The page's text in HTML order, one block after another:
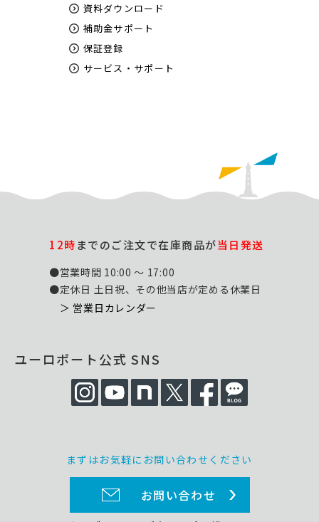
資料ダウンロード
補助金サポート
保証登録
サービス・サポート
12時までのご注文で在庫商品が当日発送
●営業時間 10:00 ～ 17:00
●定休日 土日祝、その他当店が定める休業日
＞ 営業日カレンダー
ユーロポート公式 SNS
まずはお気軽にお問い合わせください
お問い合わせ